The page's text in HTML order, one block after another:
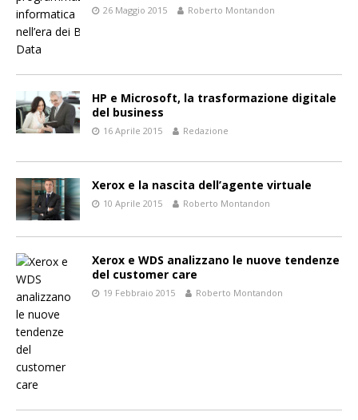
26 Maggio 2015 Roberto Montandon
HP e Microsoft, la trasformazione digitale
del business
16 Aprile 2015 Redazione
Xerox e la nascita dell’agente virtuale
10 Aprile 2015 Roberto Montandon
Xerox e WDS analizzano le nuove tendenze
del customer care
19 Febbraio 2015 Roberto Montandon